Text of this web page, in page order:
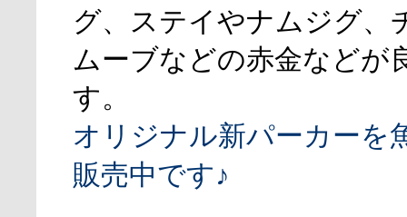
グ、ステイやナムジグ、
ムーブなどの赤金などが
す。
オリジナル新パーカーを
販売中です♪